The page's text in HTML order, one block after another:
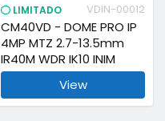
LIMITADO VDIN-00012
CM40VD - DOME PRO IP
4MP MTZ 2.7-13.5mm
IR40M WDR IK10 INIM
View